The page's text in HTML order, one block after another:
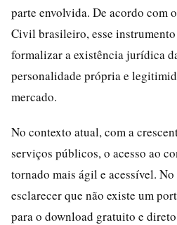
parte envolvida. De acordo com
Civil brasileiro, esse
formalizar a existência jurídica
personalidade própria e
mercado.
No contexto atual, com a
serviços públicos, o acesso ao
tornado mais ágil e acessível.
esclarecer que não existe um
para o download gratuito e